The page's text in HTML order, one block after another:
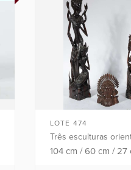
LOTE 474
Três esculturas
madeira nobre
104 cm /60 cm /27